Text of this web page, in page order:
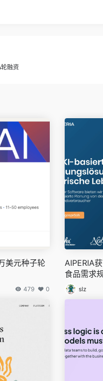
融资
美元种子轮
479 0
AIPERIA
食品需求
slz